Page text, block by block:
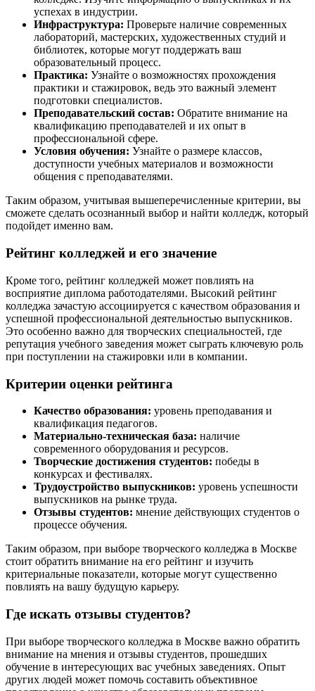
успехах в индустрии.
Инфраструктура: Проверьте наличие современных
лабораторий, мастерских, художественных студий и
библиотек, которые могут поддержать ваш
образовательный процесс.
Практика: Узнайте о возможностях прохождения
практики и стажировок, ведь это важный элемент
подготовки специалистов.
Преподавательский состав: Обратите внимание на
квалификацию преподавателей и их опыт в
профессиональной сфере.
Условия обучения: Узнайте о размере классов,
доступности учебных материалов и возможности
общения с преподавателями.
Таким образом, учитывая вышеперечисленные критерии, вы
сможете сделать осознанный выбор и найти колледж, который
подойдет именно вам.
Рейтинг колледжей и его значение
Кроме того, рейтинг колледжей может повлиять на
восприятие диплома работодателями. Высокий рейтинг
колледжа зачастую ассоциируется с качеством образования и
успешной профессиональной деятельностью выпускников.
Это особенно важно для творческих специальностей, где
репутация учебного заведения может сыграть ключевую роль
при поступлении на стажировки или в компании.
Критерии оценки рейтинга
Качество образования: уровень преподавания и
квалификация педагогов.
Материально-техническая база: наличие
современного оборудования и ресурсов.
Творческие достижения студентов: победы в
конкурсах и фестивалях.
Трудоустройство выпускников: уровень успешности
выпускников на рынке труда.
Отзывы студентов: мнение действующих студентов о
процессе обучения.
Таким образом, при выборе творческого колледжа в Москве
стоит обратить внимание на его рейтинг и изучить
критериальные показатели, которые могут существенно
повлиять на вашу будущую карьеру.
Где искать отзывы студентов?
При выборе творческого колледжа в Москве важно обратить
внимание на мнения и отзывы студентов, прошедших
обучение в интересующих вас учебных заведениях. Опыт
других людей может помочь составить объективное